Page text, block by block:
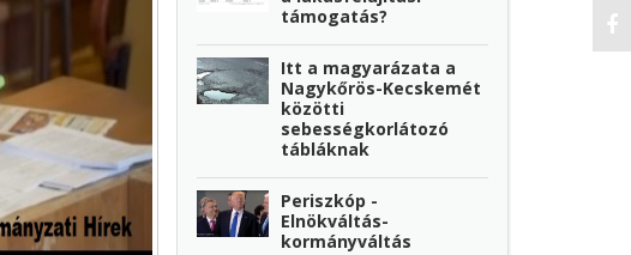
támogatás?
Itt a magyarázata a
Nagykőrös-Kecskemét
közötti
sebességkorlátozó
tábláknak
Periszkóp -
Elnökváltás-
kormányváltás